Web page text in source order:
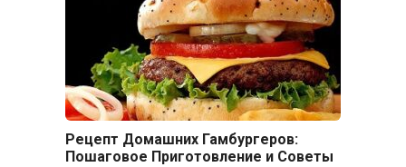
Рецепт Домашних Гамбургеров:
Пошаговое Приготовление и Советы